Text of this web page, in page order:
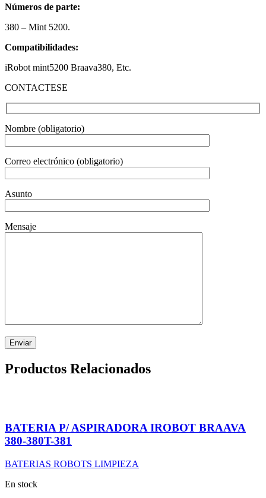
Números de parte:
380 – Mint 5200.
Compatibilidades:
iRobot mint5200 Braava380, Etc.
CONTACTESE
Nombre (obligatorio)
Correo electrónico (obligatorio)
Asunto
Mensaje
Productos Relacionados
BATERIA P/ ASPIRADORA IROBOT BRAAVA
380-380T-381
BATERIAS ROBOTS LIMPIEZA
En stock